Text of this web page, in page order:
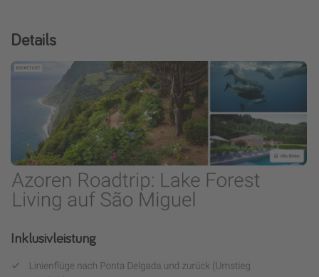
Details
Inklusivleistung